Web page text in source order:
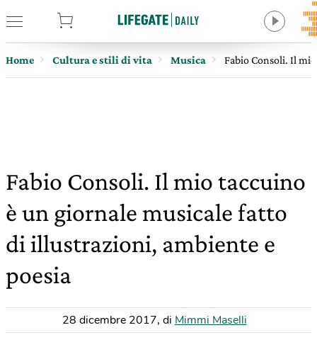
Home Cultura e stili di vita Musica Fabio Consoli. Il
Fabio Consoli. Il mio taccuino
è un giornale musicale fatto
di illustrazioni, ambiente e
poesia
28 dicembre 2017, di Mimmi Maselli